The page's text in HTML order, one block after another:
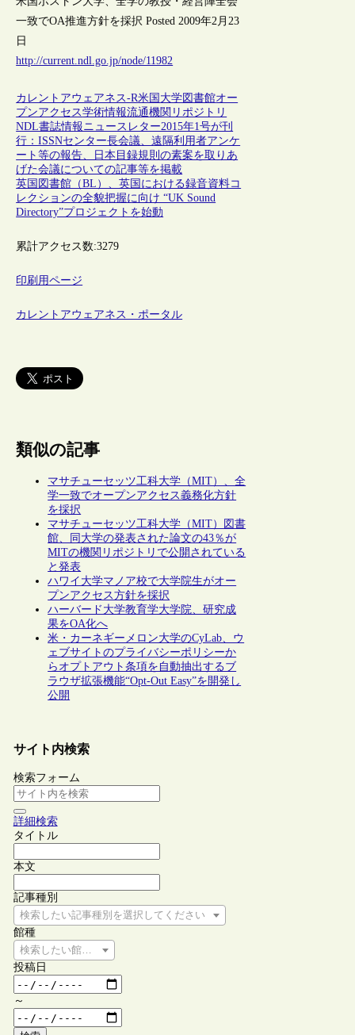
一致でOA推進方針を採択 Posted 2009年2月23
日
http://current.ndl.go.jp/node/11982
カレントアウェアネス-R米国 大学図書館オー
プンアクセス学術情報流通機関リポジトリ
NDL書誌情報ニュースレター2015年1号が刊
行：ISSNセンター長会議、遠隔利用者アンケ
ート等の報告、日本目録規則の素案を取りあ
げた会議についての記事等を掲載
英国図書館（BL）、英国における録音資料コ
レクションの全貌把握に向け “UK Sound
Directory”プロジェクトを始動
累計アクセス数:3279
印刷用ページ
カレントアウェアネス・ポータル
類似の記事
マサチューセッツ工科大学（MIT）、全
学一致でオープンアクセス義務化方針
を採択
マサチューセッツ工科大学（MIT）図書
館、同大学の発表された論文の43％が
MITの機関リポジトリで公開されている
と発表
ハワイ大学マノア校で大学院生がオー
プンアクセス方針を採択
ハーバード大学教育学大学院、研究成
果をOA化へ
米・カーネギーメロン大学のCyLab、ウ
ェブサイトのプライバシーポリシーか
らオプトアウト条項を自動抽出するブ
ラウザ拡張機能“Opt-Out Easy”を開発し
公開
サイト内検索
検索フォーム
詳細検索
タイトル
本文
記事種別
検索したい記事種別を選択してください
館種
検索したい館種を選択してください
投稿日
～